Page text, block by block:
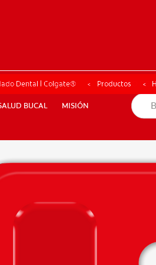
BUCAL MISIÓN
BUCAL MISIÓN
CHEQUEO DE
Dental | Colgate® Productos